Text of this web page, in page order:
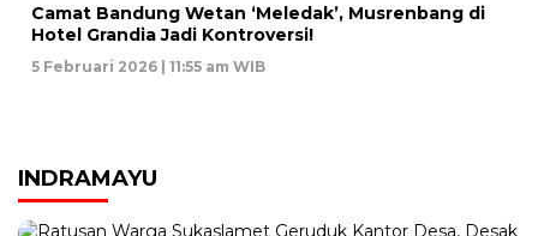
Camat Bandung Wetan ‘Meledak’, Musrenbang di
Hotel Grandia Jadi Kontroversi!
5 Februari 2026 | 11:55 am WIB
INDRAMAYU